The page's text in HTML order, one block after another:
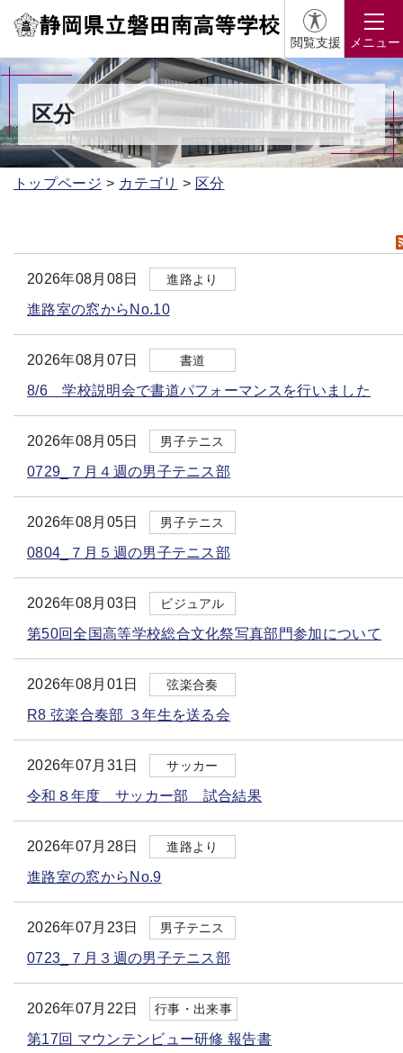
閲覧支援 メニュー
区分
トップページ カテゴリ 区分
2026年08月08日 進路より
進路室の窓からNo.10
2026年08月07日 書道
8/6 学校説明会で書道パフォーマンスを行いました
2026年08月05日 男子テニス
0729_７月４週の男子テニス部
2026年08月05日 男子テニス
0804_７月５週の男子テニス部
2026年08月03日 ビジュアル
第50回全国高等学校総合文化祭写真部門参加について
2026年08月01日 弦楽合奏
R8 弦楽合奏部 ３年生を送る会
2026年07月31日 サッカー
令和８年度 サッカー部 試合結果
2026年07月28日 進路より
進路室の窓からNo.9
2026年07月23日 男子テニス
0723_７月３週の男子テニス部
2026年07月22日 行事・出来事
第17回 マウンテンビュー研修 報告書